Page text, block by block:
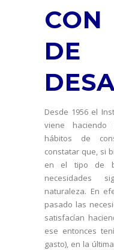
Desde 1956 el
viene
hábitos de
constatar que, si
en el tipo de
necesidades
naturaleza. En
pasado las
satisfacían
ese entonces
gasto), en la